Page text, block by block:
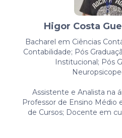
Higor Costa
Bacharel em Ciências
Contabilidade; Pós
Institucional; Pós
Assistente e Analista na
Professor de Ensino Médio
de Cursos; Docente em